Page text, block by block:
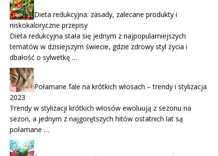
Dieta redukcyjna: zasady, zalecane produkty i
niskokaloryczne przepisy
Dieta redukcyjna stała się jednym z najpopularniejszych
tematów w dzisiejszym świecie, gdzie zdrowy styl życia i
dbałość o sylwetkę …
Połamane fale na krótkich włosach – trendy i stylizacja
2023
Trendy w stylizacji krótkich włosów ewoluują z sezonu na
sezon, a jednym z najgorętszych hitów ostatnich lat są
połamane …